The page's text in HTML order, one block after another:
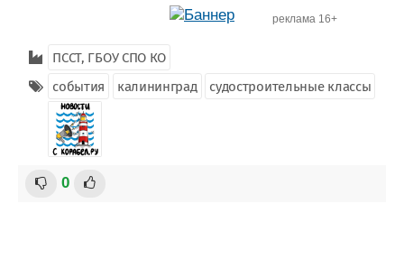
реклама 16+
ПССТ, ГБОУ СПО КО
события
калининград судостроительные классы
0